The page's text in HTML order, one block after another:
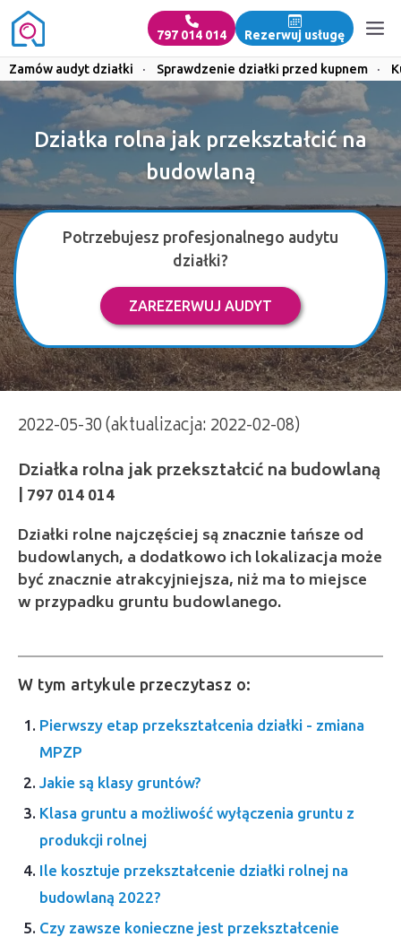
797 014 014 Rezerwuj usługę
Zamów audyt działki · Sprawdzenie działki przed kupnem ·
Działka rolna jak przekształcić na
budowlaną
Potrzebujesz profesjonalnego audytu
działki?
ZAREZERWUJ AUDYT
2022-05-30 (aktualizacja: 2022-02-08)
Działka rolna jak przekształcić na budowlaną
Działki rolne najczęściej są znacznie tańsze od
budowlanych, a dodatkowo ich lokalizacja może
być znacznie atrakcyjniejsza, niż ma to miejsce
w przypadku gruntu budowlanego.
W tym artykule przeczytasz o:
Pierwszy etap przekształcenia działki - zmiana
MPZP
Jakie są klasy gruntów?
Klasa gruntu a możliwość wyłączenia gruntu z
produkcji rolnej
Ile kosztuje przekształcenie działki rolnej na
budowlaną 2022?
Czy zawsze konieczne jest przekształcenie